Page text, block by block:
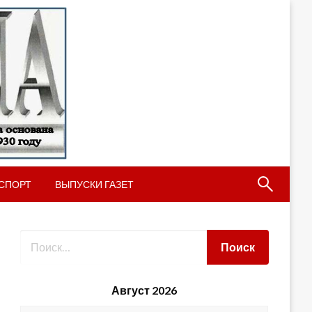
ВЫПУСКИ ГАЗЕТ
Август 2026